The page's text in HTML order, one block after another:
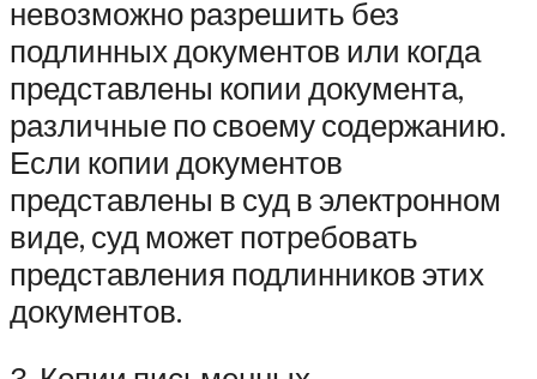
невозможно разрешить без
подлинных документов или когда
представлены копии документа,
различные по своему содержанию.
Если копии документов
представлены в суд в электронном
виде, суд может потребовать
представления подлинников этих
документов.